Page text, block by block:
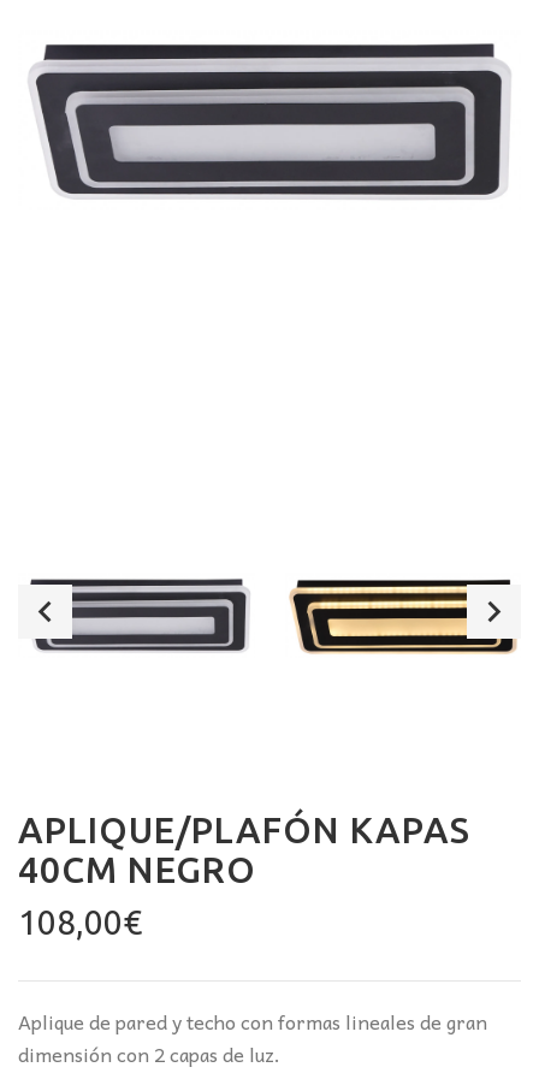
APLIQUE/PLAFÓN KAPAS
40CM NEGRO
108,00€
Aplique de pared y techo con formas lineales de gran
dimensión con 2 capas de luz.